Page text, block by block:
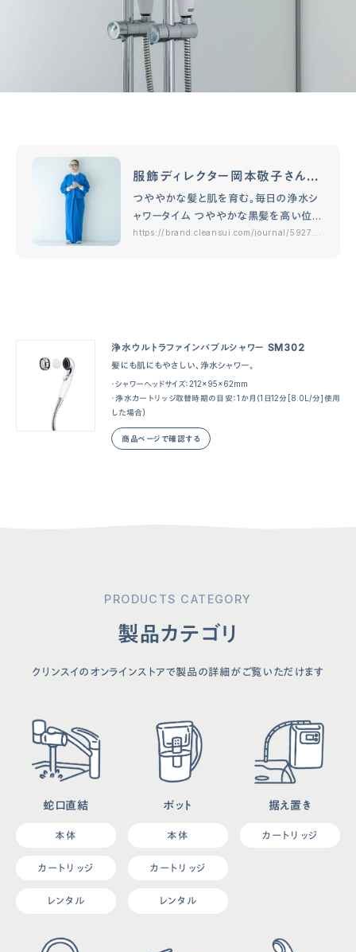
プライバシーポリシー
ソーシャルメディアポリシー
取扱説明書
取り付けが可能な蛇口一覧
よくあるご質問
クリンスイクラブ
服飾ディレクター岡本敬子さんの
クリンスイがある暮らし。前編
つややかな髪と肌を育む。毎日の浄水シ
ャワータイム つややかな黒髪を高い位置
でキュッとまとめたシニヨンに、個性的な
https://brand.cleansui.com/journal/5927.ht
浄水ウルトラファインバブルシャワー SM302
髪にも肌にもやさしい、浄水シャワー。
・シャワーヘッドサイズ：212×95×62mm
・浄水カートリッジ取替時期の目安：1か月（1日12分[8.0L/分]使用
した場合)
商品ページで確認する
PRODUCTS CATEGORY
製品カテゴリ
クリンスイのオンラインストアで製品の詳細がご覧いただけます
蛇口直結
本体
カートリッジ
レンタル
ポット
本体
カートリッジ
レンタル
据え置き
カートリッジ